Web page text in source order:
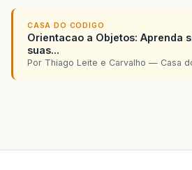
CASA DO CODIGO
Orientacao a Objetos: Aprenda
suas...
Por Thiago Leite e Carvalho — Casa